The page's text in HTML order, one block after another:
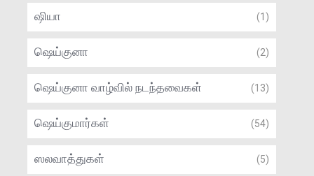
ஷியா (1)
ஷெய்குனா (2)
ஷெய்குனா வாழ்வில் நடந்தவைகள் (13)
ஷெய்குமார்கள் (54)
ஸலவாத்துகள் (5)